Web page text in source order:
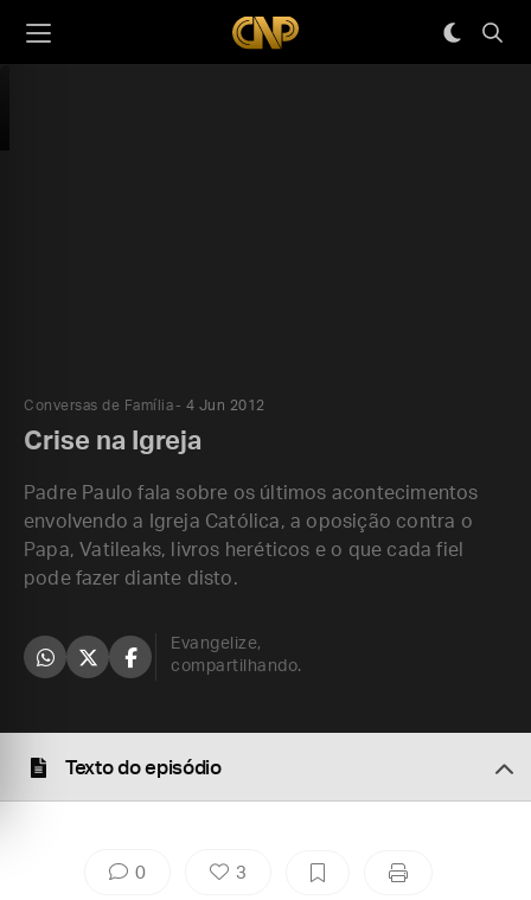
Conversas de Família 4 Jun 2012
Crise na Igreja
Padre Paulo fala sobre os últimos acontecimentos
envolvendo a Igreja Católica, a oposição contra o
Papa, Vatileaks, livros heréticos e o que cada fiel
pode fazer diante disto.
Evangelize,
compartilhando.
Texto do episódio
0 3